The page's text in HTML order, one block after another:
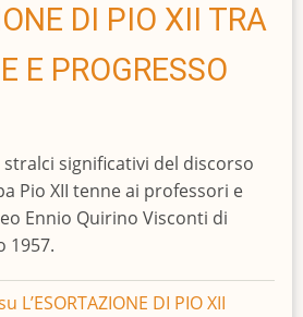
DI PIO XII TRA
E PROGRESSO
significativi del discorso
Pio XII tenne ai professori e
Ennio Quirino Visconti di
1957.
L’ESORTAZIONE DI PIO XII